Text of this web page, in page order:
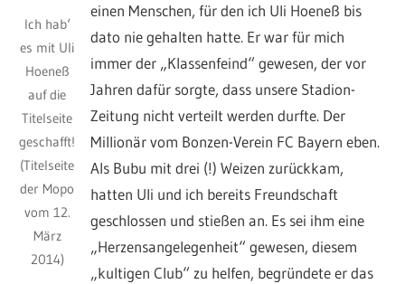
Ich hab‘
es mit Uli
Hoeneß
auf die
Titelseite
geschafft!
(Titelseite
der Mopo
vom 12.
März
2014)
einen Menschen, für den ich Uli Hoeneß bis
dato nie gehalten hatte. Er war für mich
immer der „Klassenfeind“ gewesen, der vor
Jahren dafür sorgte, dass unsere Stadion-
Zeitung nicht verteilt werden durfte. Der
Millionär vom Bonzen-Verein FC Bayern eben.
Als Bubu mit drei (!) Weizen zurückkam,
hatten Uli und ich bereits Freundschaft
geschlossen und stießen an. Es sei ihm eine
„Herzensangelegenheit“ gewesen, diesem
„kultigen Club“ zu helfen, begründete er das